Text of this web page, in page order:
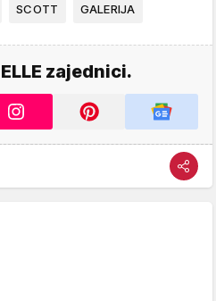
SCOTT GALERIJA
zajednici.